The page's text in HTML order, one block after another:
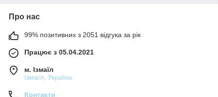
Про нас
99% позитивних з 2051 відгука за рік
Працює з 05.04.2021
м. Ізмаїл
Ізмаїл, Україна
Контакти